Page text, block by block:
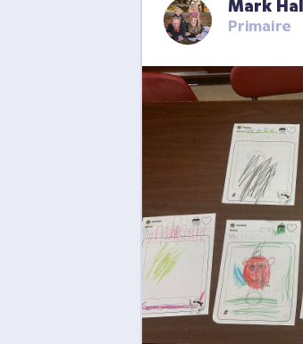
Mark
Primaire